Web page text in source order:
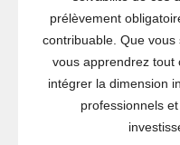
prélèvement
contribuable. Que vous
vous apprendrez tout
intégrer la dimension
professionnels